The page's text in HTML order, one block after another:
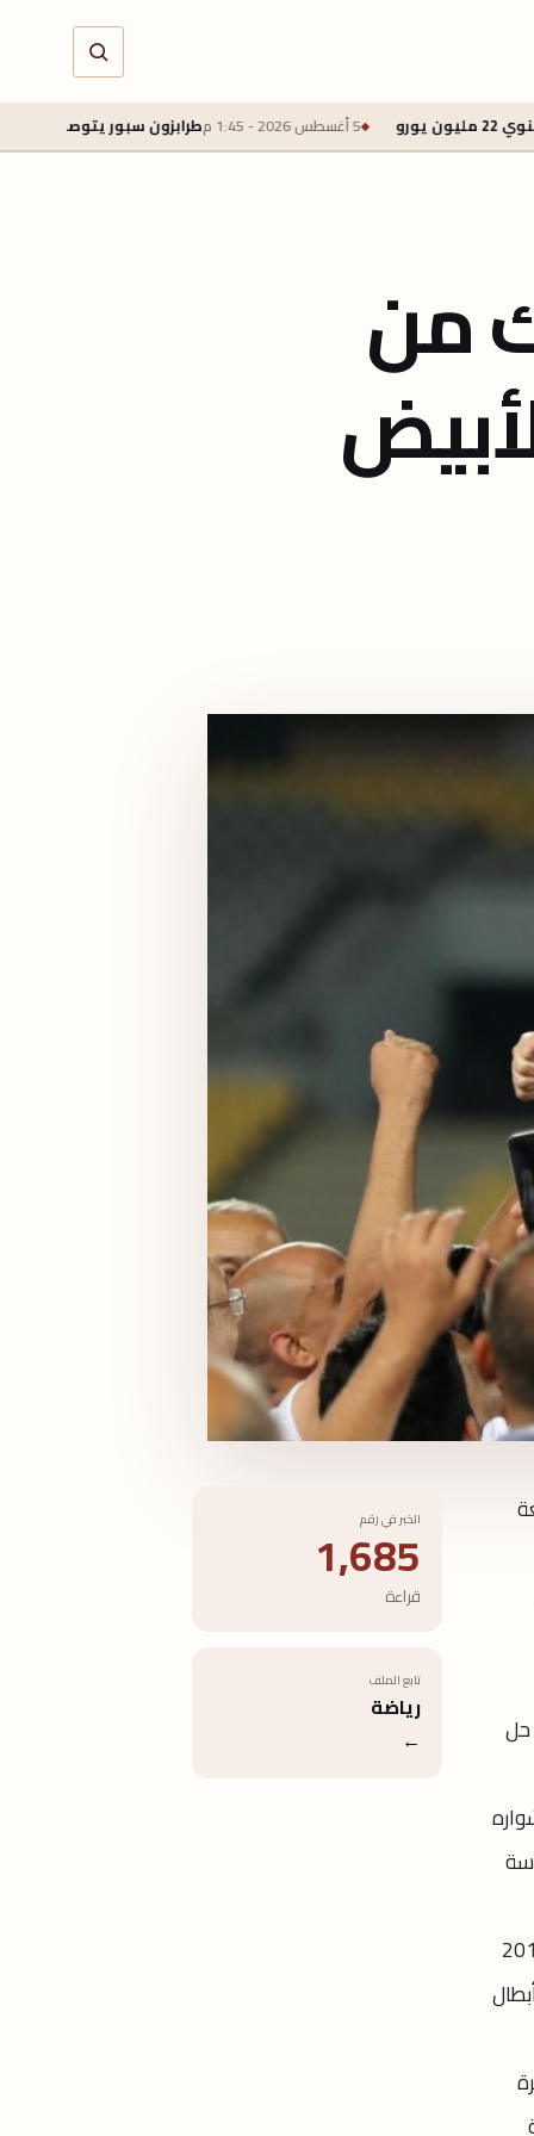
5 أغسطس 2026 - 1:45 م طرابزون سبور يتوصل لاتفاق لضم محمد صلاح
من
حل
ليكمل مشواره
اقتناص بطولة الدوري المصري الممتاز في موسم 2015
الخبر في رقم
1,685
قراءة
تابع الملف
رياضة
←